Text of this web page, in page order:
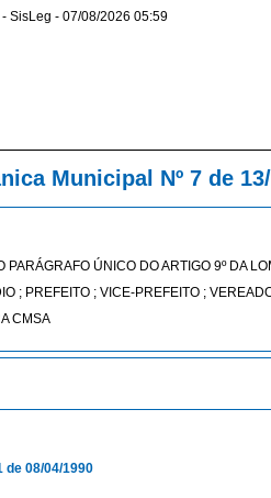
SisLeg - 07/08/2026 05:59
Municipal Nº 7 de
PARÁGRAFO ÚNICO DO ARTIGO 9º DA
; PREFEITO ; VICE-PREFEITO ;
CMSA
de 08/04/1990